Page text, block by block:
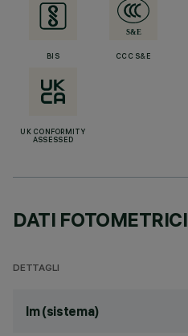
BIS CCC S&E
UK CONFORMITY
ASSESSED
DATI FOTOMETRICI
DETTAGLI
lm (sistema)